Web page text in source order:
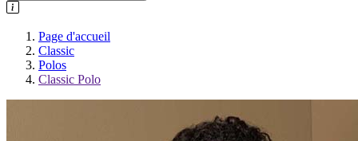
Page d'accueil
Classic
Polos
Classic Polo